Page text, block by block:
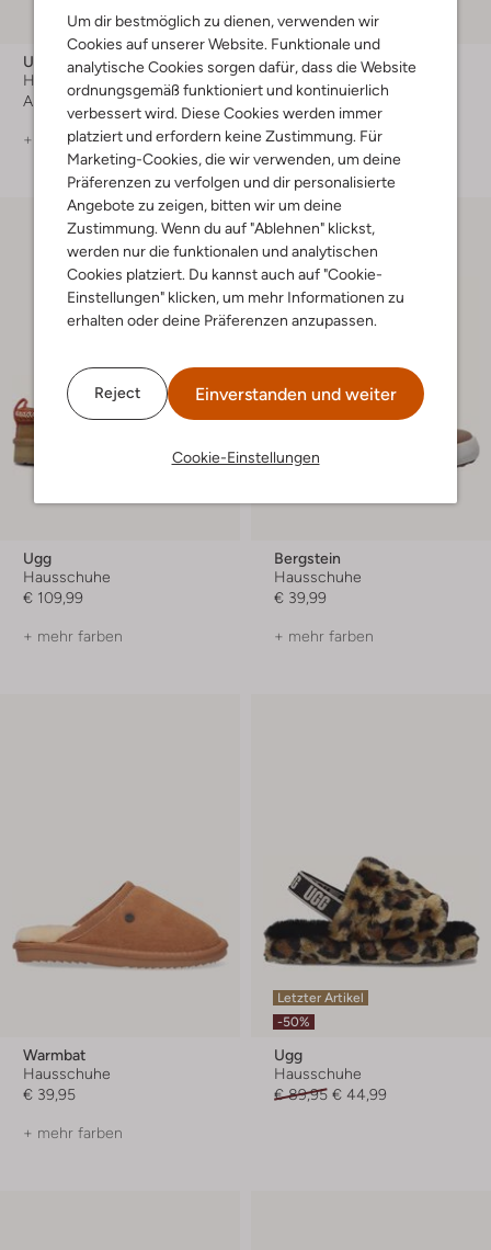
Um dir bestmöglich zu dienen, verwenden wir
Cookies auf unserer Website. Funktionale und
analytische Cookies sorgen dafür, dass die Website
ordnungsgemäß funktioniert und kontinuierlich
verbessert wird. Diese Cookies werden immer
platziert und erfordern keine Zustimmung. Für
Marketing-Cookies, die wir verwenden, um deine
Präferenzen zu verfolgen und dir personalisierte
Angebote zu zeigen, bitten wir um deine
Zustimmung. Wenn du auf "Ablehnen" klickst,
werden nur die funktionalen und analytischen
Cookies platziert. Du kannst auch auf "Cookie-
Einstellungen" klicken, um mehr Informationen zu
erhalten oder deine Präferenzen anzupassen.
Reject Einverstanden und weiter
Cookie-Einstellungen
Ugg
Hausschuhe
Ab
€ 79,99
+ mehr farben
Ugg
Hausschuhe
€ 119,99
+ mehr farben
Ugg
Hausschuhe
€ 109,99
+ mehr farben
Bergstein
Hausschuhe
€ 39,99
+ mehr farben
Warmbat
Hausschuhe
€ 39,95
+ mehr farben
Letzter Artikel
-50%
Ugg
Hausschuhe
€ 89,95 € 44,99